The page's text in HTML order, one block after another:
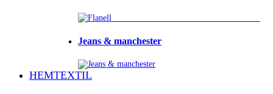
Jeans & manchester
HEMTEXTIL